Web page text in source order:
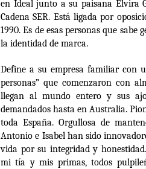
en Ideal junto a su paisana Elvira
Cadena SER. Está ligada por
1990. Es de esas personas que
la identidad de marca.
Define a su empresa familiar con
personas” que comenzaron con
llegan al mundo entero y sus
demandados hasta en Australia.
toda España. Orgullosa de
Antonio e Isabel han sido
vida por su integridad y
mi tía y mis primas, todos